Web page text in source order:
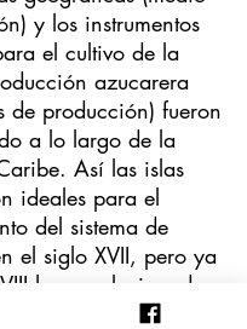
y los instrumentos
el cultivo de la
azucarera
de producción) fueron
a lo largo de la
Así las islas
ideales para el
del sistema de
el siglo XVII, pero ya
han evolucionado
geofísicas y